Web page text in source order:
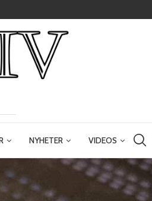
NYHETER VIDEOS